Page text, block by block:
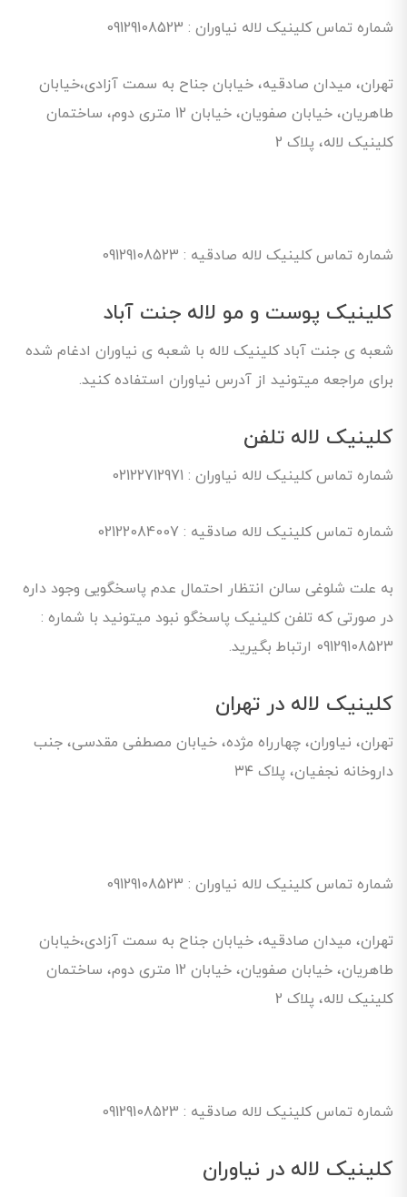
شماره تماس کلینیک لاله نیاوران : 09129108523
تهران، میدان صادقیه، خیابان جناح به سمت آزادی،خیابان
طاهریان، خیابان صفویان، خیابان 12 متری دوم، ساختمان
کلینیک لاله، پلاک 2
شماره تماس کلینیک لاله صادقیه : 09129108523
کلینیک پوست و مو لاله جنت آباد
شعبه ی جنت آباد کلینیک لاله با شعبه ی نیاوران ادغام شده
برای مراجعه میتونید از آدرس نیاوران استفاده کنید.
کلینیک لاله تلفن
شماره تماس کلینیک لاله نیاوران : 02122712971
شماره تماس کلینیک لاله صادقیه : 02122084007
به علت شلوغی سالن انتظار احتمال عدم پاسخگویی وجود داره
در صورتی که تلفن کلینیک پاسخگو نبود میتونید با شماره :
09129108523 ارتباط بگیرید.
کلینیک لاله در تهران
تهران، نیاوران، چهارراه مژده، خیابان مصطفی مقدسی، جنب
داروخانه نجفیان، پلاک ۳۴
شماره تماس کلینیک لاله نیاوران : 09129108523
تهران، میدان صادقیه، خیابان جناح به سمت آزادی،خیابان
طاهریان، خیابان صفویان، خیابان 12 متری دوم، ساختمان
کلینیک لاله، پلاک 2
شماره تماس کلینیک لاله صادقیه : 09129108523
کلینیک لاله در نیاوران